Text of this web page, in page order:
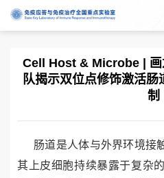
Cell Host & Microbe | 画
队揭示双位点修饰激活
制
肠道是人体与外界环境接
其上皮细胞持续暴露于复杂